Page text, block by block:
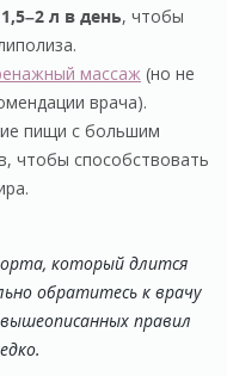
л в день, чтобы
массаж (но не
врача).
пищи с большим
чтобы способствовать
который длится
обратитесь к врачу
правил